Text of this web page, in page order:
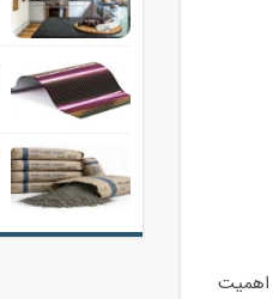
اهمیت